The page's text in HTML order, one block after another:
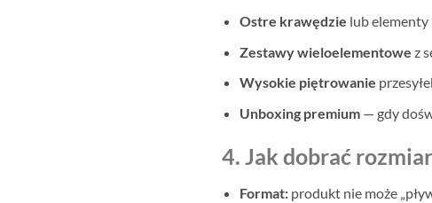
Ostre krawędzie lub elementy
Zestawy wieloelementowe z
Wysokie piętrowanie
Unboxing premium — gdy
4. Jak dobrać
Format: produkt nie może